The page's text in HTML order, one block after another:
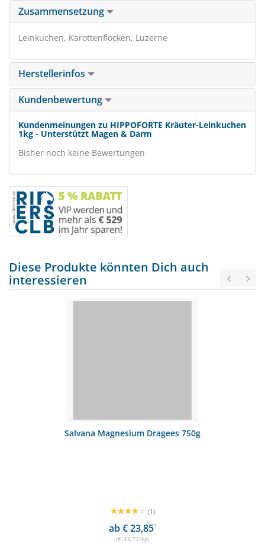
Zusammensetzung
Leinkuchen, Karottenflocken, Luzerne
Herstellerinfos
Kundenbewertung
Kundenmeinungen zu HIPPOFORTE Kräuter-Leinkuchen
1kg - Unterstützt Magen & Darm
Bisher noch keine Bewertungen
Diese Produkte könnten Dich auch
interessieren
Salvana Magnesium Dragees 750g
(1)
ab € 23,851
(€ 33,72/kg)